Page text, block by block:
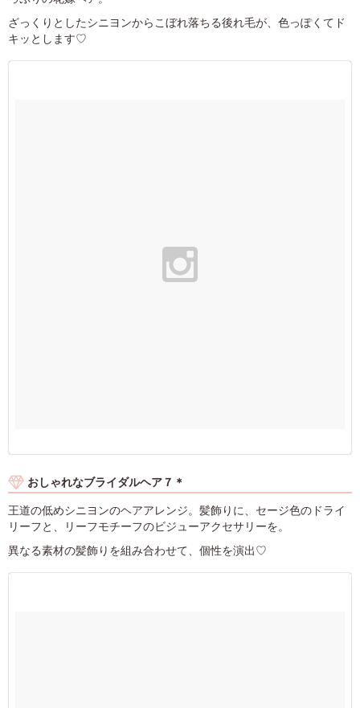
ざっくりとしたシニヨンからこぼれ落ちる後れ毛が、色っぽくてド
キッとします♡
おしゃれなブライダルヘア７＊
王道の低めシニヨンのヘアアレンジ。髪飾りに、セージ色のドライ
リーフと、リーフモチーフのビジューアクセサリーを。
異なる素材の髪飾りを組み合わせて、個性を演出♡